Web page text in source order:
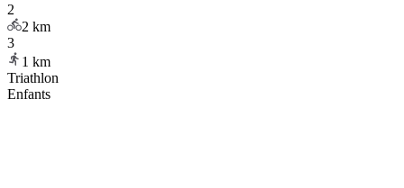
2
2 km
3
1 km
Triathlon
Enfants